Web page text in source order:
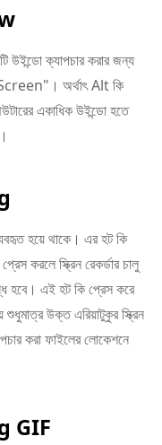
উইন্ডো ক্যাপচার করার জন্য
অর্থাৎ Alt কি
একাধিক উইন্ডো হতে
হয়ে থাকে। এর হট কি
করলে স্ক্রিন রেকর্ডার চালু
হবে। এই হট কি প্রেস করে
শুধুমাত্র উক্ত এরিয়াটুকুর স্ক্রিন
করা ফাইলের লোকেশনে
GIF